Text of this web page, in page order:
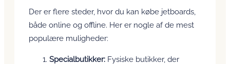
Der er flere steder, hvor du kan købe jetboards,
både online og offline. Her er nogle af de mest
populære muligheder:
Specialbutikker: Fysiske butikker, der